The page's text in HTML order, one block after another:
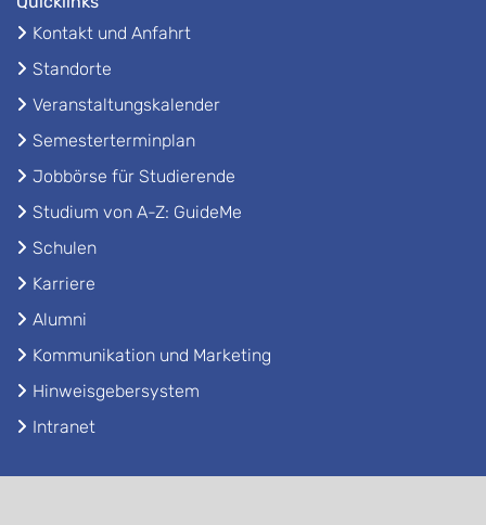
Kontakt und Anfahrt
Standorte
Veranstaltungskalender
Semesterterminplan
Jobbörse für Studierende
Studium von A-Z: GuideMe
Schulen
Karriere
Alumni
Kommunikation und Marketing
Hinweisgebersystem
Intranet